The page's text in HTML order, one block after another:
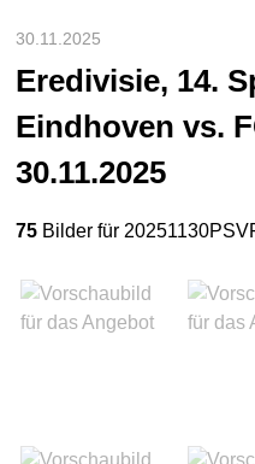
30.11.2025
Eredivisie, 14.
Eindhoven vs.
30.11.2025
75 Bilder für